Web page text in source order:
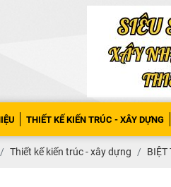
THIẾT KẾ KIẾN TRÚC - XÂY DỰNG
Thiết kế kiến trúc - xây dựng BIỆT